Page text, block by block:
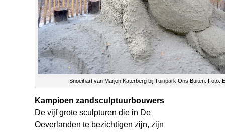
Snoeihart van Marjon Katerberg bij Tuinpark Ons Buiten. Foto:
Kampioen zandsculptuurbouwers
De vijf grote sculpturen die in De
Oeverlanden te bezichtigen zijn, zijn